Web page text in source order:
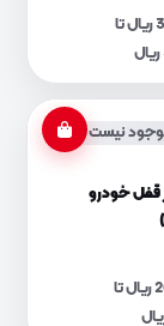
از 341,400,000 ریال تا
نیست
قفل خودرو
از 262,040,000 ریال تا